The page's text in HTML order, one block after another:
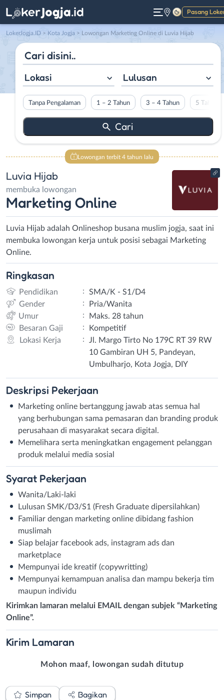
Pasang
Gelap
LokerJogja.ID > Kota Jogja > Lowongan Marketing Online di Luvia Hijab
Lokasi Lulusan
Tanpa Pengalaman 1 – 2 Tahun 3 – 4 Tahun 5 Tahun
Lowongan terbit 4 tahun lalu
Luvia Hijab
membuka lowongan
Marketing Online
Luvia Hijab adalah Onlineshop busana muslim jogja, saat ini
membuka lowongan kerja untuk posisi sebagai Marketing
Online.
Ringkasan
Pendidikan :
SMA/K - S1/D4
Gender
:
Pria/Wanita
Umur
:
Maks. 28 tahun
Besaran Gaji
:
Kompetitif
Lokasi Kerja
:
Jl. Margo Tirto No 179C RT 39 RW
10 Gambiran UH 5, Pandeyan,
Umbulharjo, Kota Jogja, DIY
Deskripsi Pekerjaan
Marketing online bertanggung jawab atas semua hal
yang berhubungan sama pemasaran dan branding produk
perusahaan di masyarakat secara digital.
Memelihara serta meningkatkan engagement pelanggan
produk melalui media sosial
Syarat Pekerjaan
Wanita/Laki-laki
Lulusan SMK/D3/S1 (Fresh Graduate dipersilahkan)
Familiar dengan marketing online dibidang fashion
muslimah
Siap belajar facebook ads, instagram ads dan
marketplace
Mempunyai ide kreatif (copywritting)
Mempunyai kemampuan analisa dan mampu bekerja tim
maupun individu
Kirimkan lamaran melalui EMAIL dengan subjek “Marketing
Online”.
Kirim Lamaran
Mohon maaf, lowongan sudah ditutup
Simpan Bagikan